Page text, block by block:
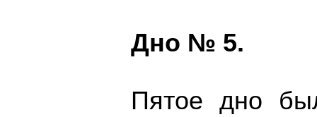
Дно № 5.
Пятое дно